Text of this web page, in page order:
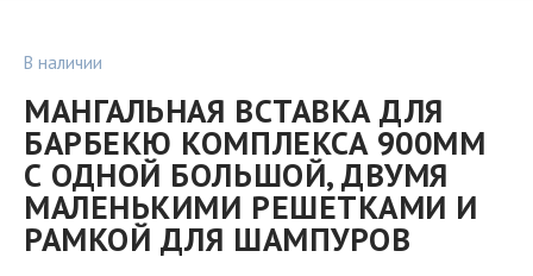
В наличии
МАНГАЛЬНАЯ ВСТАВКА ДЛЯ
БАРБЕКЮ КОМПЛЕКСА 900ММ
С ОДНОЙ БОЛЬШОЙ, ДВУМЯ
МАЛЕНЬКИМИ РЕШЕТКАМИ И
РАМКОЙ ДЛЯ ШАМПУРОВ